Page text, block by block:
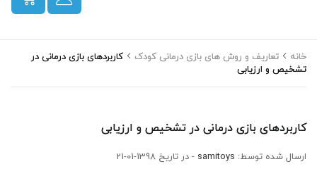
خانه تعاریف و روش های بازی درمانی کودک
کاربردهای بازی درمانی در
تشخیص و ارزیابی
کاربردهای بازی درمانی در تشخیص و ارزیابی
ارسال شده توسط: samitoys - در تاریخ 1398-01-21